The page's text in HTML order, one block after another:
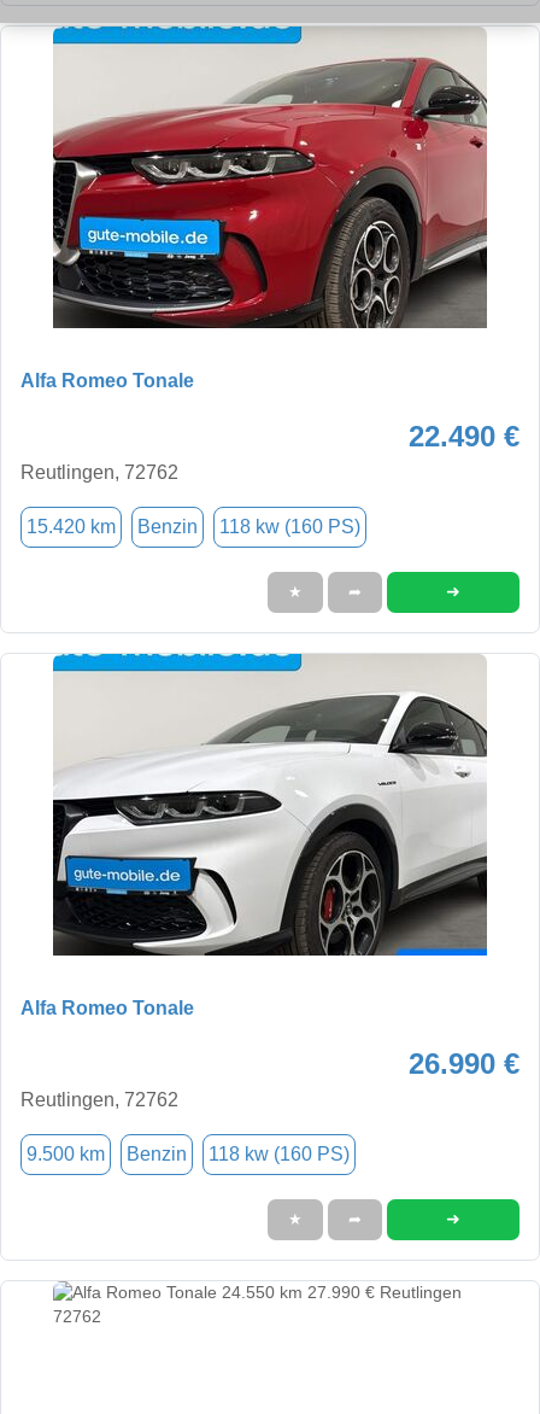
Alfa Romeo Tonale
22.490 €
Reutlingen, 72762
15.420 km Benzin 118 kw (160 PS)
★ ➦ ➜
Alfa Romeo Tonale
26.990 €
Reutlingen, 72762
9.500 km Benzin 118 kw (160 PS)
★ ➦ ➜